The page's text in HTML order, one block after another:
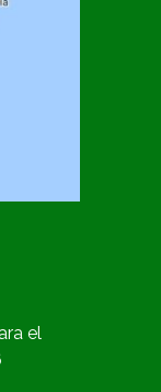
el